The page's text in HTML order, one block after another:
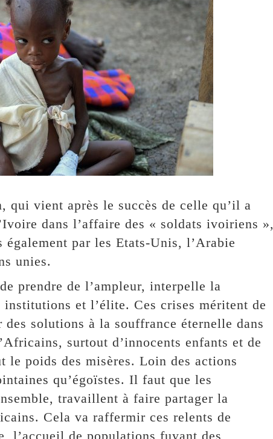
qui vient après le succès de celle qu’il a
dans l’affaire des « soldats ivoiriens »,
également par les Etats-Unis, l’Arabie
unies.
prendre de l’ampleur, interpelle la
et l’élite. Ces crises méritent de
solutions à la souffrance éternelle dans
surtout d’innocents enfants et de
le poids des misères. Loin des actions
qu’égoïstes. Il faut que les
travaillent à faire partager la
Cela va raffermir ces relents de
l’accueil de populations fuyant des